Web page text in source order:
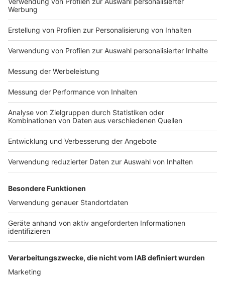
Impressum
Nutzungsbedingungen
Jobs
Presse
Werben
Archiv
ANTENNE BAYERN GROUP
Stiftung ANTENNE BAYERN
hilft
Teilnahmebedingungen
Kontakt
Studio-Hotline
Verkehrs-Hotline
Newsletter